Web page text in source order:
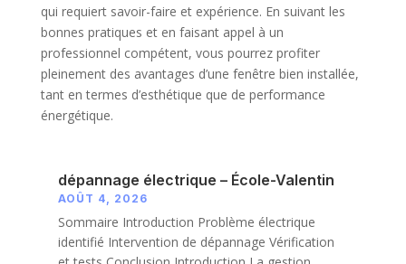
qui requiert savoir-faire et expérience. En suivant les
bonnes pratiques et en faisant appel à un
professionnel compétent, vous pourrez profiter
pleinement des avantages d’une fenêtre bien installée,
tant en termes d’esthétique que de performance
énergétique.
dépannage électrique – École-Valentin
AOÛT 4, 2026
Sommaire Introduction Problème électrique
identifié Intervention de dépannage Vérification